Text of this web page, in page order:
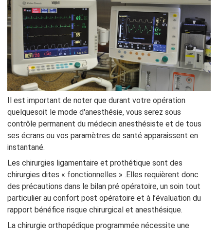
Il est important de noter que durant votre opération
quelquesoit le mode d'anesthésie, vous serez sous
contrôle permanent du médecin anesthésiste et de tous
ses écrans ou vos paramètres de santé apparaissent en
instantané.
Les chirurgies ligamentaire et prothétique sont des
chirurgies dites « fonctionnelles » .Elles requièrent donc
des précautions dans le bilan pré opératoire, un soin tout
particulier au confort post opératoire et à l’évaluation du
rapport bénéfice risque chirurgical et anesthésique.
La chirurgie orthopédique programmée nécessite une